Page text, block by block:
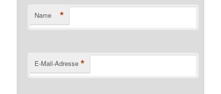
Name *
E-Mail-Adresse *